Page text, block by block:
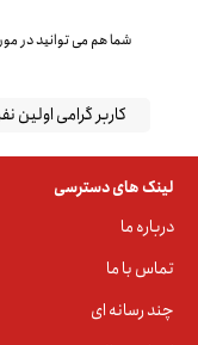
شما هم می توانید در
کاربر گرامی اولین
لینک های دسترسی
درباره ما
تماس با ما
چند رسانه ای